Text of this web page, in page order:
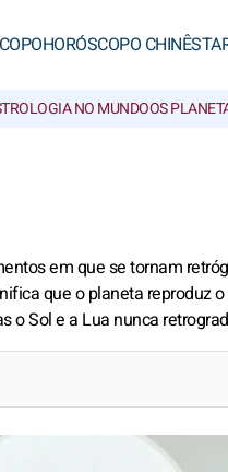
HORÓSCOPO CHINÊS
NO MUNDOOS
em que se tornam
que o planeta reproduz
o Sol e a Lua nunca